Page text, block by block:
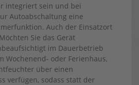
integriert sein und bei
Autoabschaltung eine
Auch der Einsatzort
Sie das Gerät
im Dauerbetrieb
Wochenend- oder Ferienhaus,
über einen
verfügen, sodass statt der